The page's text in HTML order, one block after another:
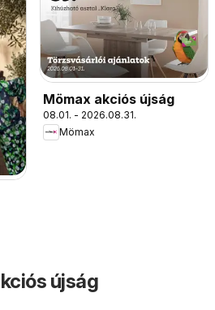
Mömax akciós újság
08.01. - 2026.08.31.
Mömax
újság